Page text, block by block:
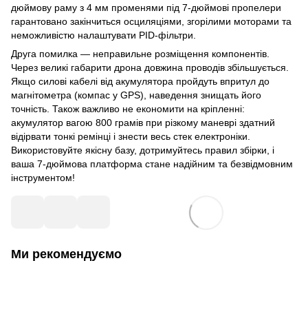
дюймову раму з 4 мм променями під 7-дюймові пропелери
гарантовано закінчиться осциляціями, згорілими моторами та
неможливістю налаштувати PID-фільтри.
Друга помилка — неправильне розміщення компонентів.
Через великі габарити дрона довжина проводів збільшується.
Якщо силові кабелі від акумулятора пройдуть впритул до
магнітометра (компас у GPS), наведення знищать його
точність. Також важливо не економити на кріпленні:
акумулятор вагою 800 грамів при різкому маневрі здатний
відірвати тонкі ремінці і знести весь стек електроніки.
Використовуйте якісну базу, дотримуйтесь правил збірки, і
ваша 7-дюймова платформа стане надійним та безвідмовним
інструментом!
Ми рекомендуємо